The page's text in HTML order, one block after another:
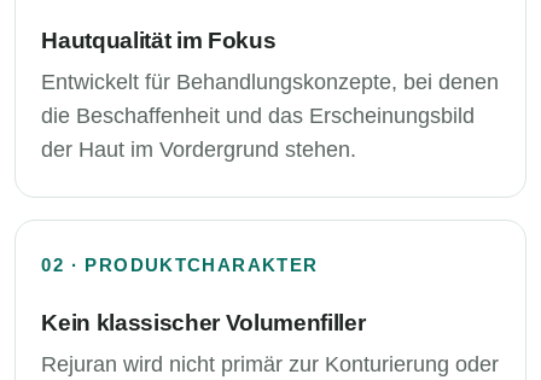
Hautqualität im Fokus
Entwickelt für Behandlungskonzepte, bei denen
die Beschaffenheit und das Erscheinungsbild
der Haut im Vordergrund stehen.
02 · PRODUKTCHARAKTER
Kein klassischer Volumenfiller
Rejuran wird nicht primär zur Konturierung oder